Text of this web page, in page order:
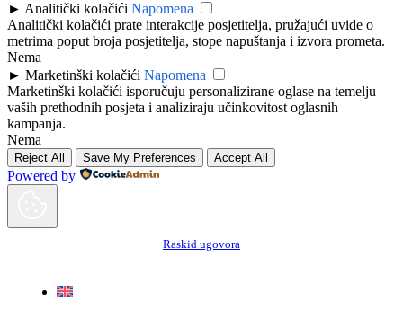
► Analitički kolačići Napomena
Analitički kolačići prate interakcije posjetitelja, pružajući uvide o
metrima poput broja posjetitelja, stope napuštanja i izvora prometa.
Nema
► Marketinški kolačići Napomena
Marketinški kolačići isporučuju personalizirane oglase na temelju
vaših prethodnih posjeta i analiziraju učinkovitost oglasnih
kampanja.
Nema
Reject All Save My Preferences Accept All
Powered by
Raskid ugovora